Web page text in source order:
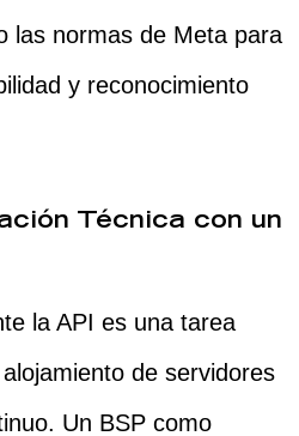
las normas de Meta para
y reconocimiento
Técnica con un
la API es una tarea
de servidores
Un BSP como